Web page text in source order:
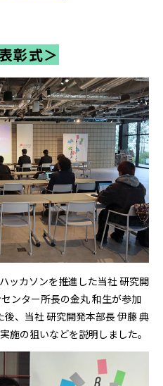
彰式＞
ッカソンを推進した当社 研究開
ンター所長の金丸 和生が参加
後、当社 研究開発本部長 伊藤 典
施の狙いなどを説明しました。